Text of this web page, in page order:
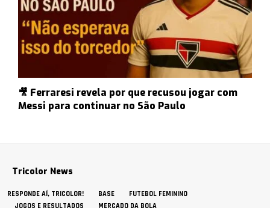
🎥 Ferraresi revela por que recusou jogar com
Messi para continuar no São Paulo
Tricolor News
RESPONDE AÍ, TRICOLOR! BASE
FUTEBOL FEMININO
JOGOS E RESULTADOS
MERCADO DA BOLA